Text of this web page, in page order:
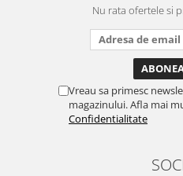
Nu rata ofertele si
Vreau sa primesc
magazinului. Afla mai
Confidentialitate